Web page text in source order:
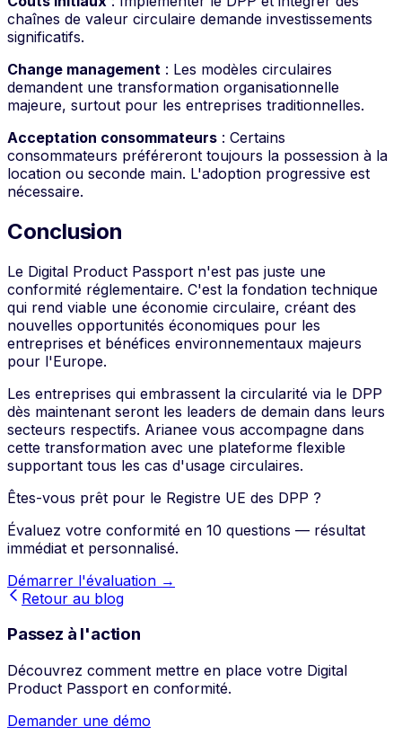
chaînes de valeur circulaire demande investissements
significatifs.
Change management : Les modèles circulaires
demandent une transformation organisationnelle
majeure, surtout pour les entreprises traditionnelles.
Acceptation consommateurs : Certains
consommateurs préféreront toujours la possession à la
location ou seconde main. L'adoption progressive est
nécessaire.
Conclusion
Le Digital Product Passport n'est pas juste une
conformité réglementaire. C'est la fondation technique
qui rend viable une économie circulaire, créant des
nouvelles opportunités économiques pour les
entreprises et bénéfices environnementaux majeurs
pour l'Europe.
Les entreprises qui embrassent la circularité via le DPP
dès maintenant seront les leaders de demain dans leurs
secteurs respectifs. Arianee vous accompagne dans
cette transformation avec une plateforme flexible
supportant tous les cas d'usage circulaires.
Êtes-vous prêt pour le Registre UE des DPP ?
Évaluez votre conformité en 10 questions — résultat
immédiat et personnalisé.
Démarrer l'évaluation →
Retour au blog
Passez à l'action
Découvrez comment mettre en place votre Digital
Product Passport en conformité.
Demander une démo